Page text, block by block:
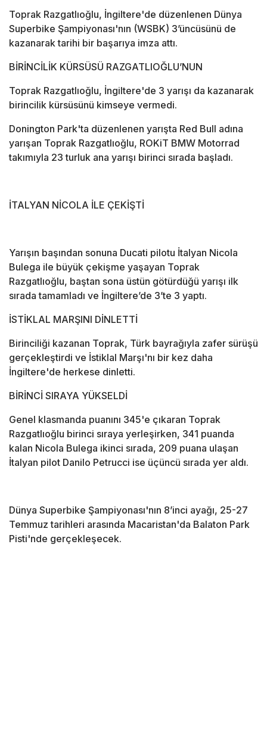
Toprak Razgatlıoğlu, İngiltere'de düzenlenen Dünya
Superbike Şampiyonası'nın (WSBK) 3’üncüsünü de
kazanarak tarihi bir başarıya imza attı.
BİRİNCİLİK KÜRSÜSÜ RAZGATLIOĞLU’NUN
Toprak Razgatlıoğlu, İngiltere'de 3 yarışı da kazanarak
birincilik kürsüsünü kimseye vermedi.
Donington Park'ta düzenlenen yarışta Red Bull adına
yarışan Toprak Razgatlıoğlu, ROKiT BMW Motorrad
takımıyla 23 turluk ana yarışı birinci sırada başladı.
İTALYAN NİCOLA İLE ÇEKİŞTİ
Yarışın başından sonuna Ducati pilotu İtalyan Nicola
Bulega ile büyük çekişme yaşayan Toprak
Razgatlıoğlu, baştan sona üstün götürdüğü yarışı ilk
sırada tamamladı ve İngiltere’de 3’te 3 yaptı.
İSTİKLAL MARŞINI DİNLETTİ
Birinciliği kazanan Toprak, Türk bayrağıyla zafer sürüşü
gerçekleştirdi ve İstiklal Marşı'nı bir kez daha
İngiltere'de herkese dinletti.
BİRİNCİ SIRAYA YÜKSELDİ
Genel klasmanda puanını 345'e çıkaran Toprak
Razgatlıoğlu birinci sıraya yerleşirken, 341 puanda
kalan Nicola Bulega ikinci sırada, 209 puana ulaşan
İtalyan pilot Danilo Petrucci ise üçüncü sırada yer aldı.
Dünya Superbike Şampiyonası'nın 8’inci ayağı, 25-27
Temmuz tarihleri arasında Macaristan'da Balaton Park
Pisti'nde gerçekleşecek.